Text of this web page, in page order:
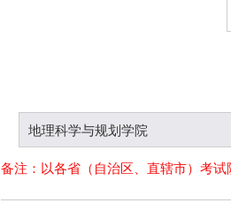
地理科学与规划学院
备注：以各省（自治区、直辖市）考试